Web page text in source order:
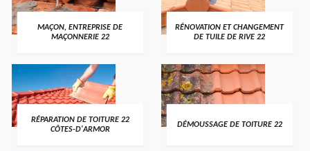
MAÇON, ENTREPRISE DE
MAÇONNERIE 22
RÉNOVATION ET CHANGEMENT
DE TUILE DE RIVE 22
RÉPARATION DE TOITURE 22
CÔTES-D'ARMOR
DÉMOUSSAGE DE TOITURE 22